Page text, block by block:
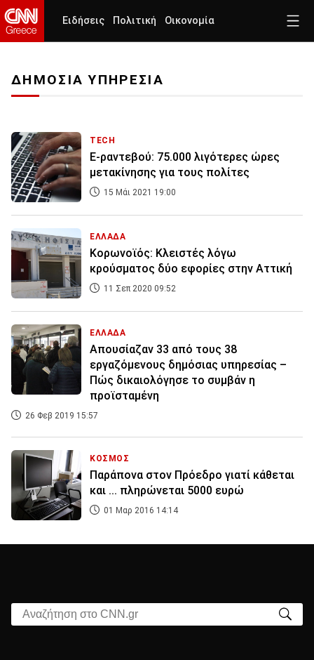
Ειδήσεις Πολιτική Οικονομία
ΔΗΜΟΣΙΑ ΥΠΗΡΕΣΙΑ
TECH
Ε-ραντεβού: 75.000 λιγότερες ώρες
μετακίνησης για τους πολίτες
15 Μάι 2021 19:00
ΕΛΛΑΔΑ
Κορωνοϊός: Κλειστές λόγω
κρούσματος δύο εφορίες στην Αττική
11 Σεπ 2020 09:52
ΕΛΛΑΔΑ
Απουσίαζαν 33 από τους 38
εργαζόμενους δημόσιας υπηρεσίας –
Πώς δικαιολόγησε το συμβάν η
προϊσταμένη
26 Φεβ 2019 15:57
ΚΟΣΜΟΣ
Παράπονα στον Πρόεδρο γιατί κάθεται
και ... πληρώνεται 5000 ευρώ
01 Μαρ 2016 14:14
Αναζήτηση στο CNN.gr